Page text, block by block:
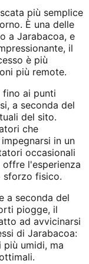
più semplice
È una delle
a Jarabacoa, e
il
è più
più remote.
fino ai punti
a seconda del
del sito.
che
in un
occasionali
l'esperienza
sforzo fisico.
a seconda del
piogge, il
ad avvicinarsi
di Jarabacoa:
umidi, ma